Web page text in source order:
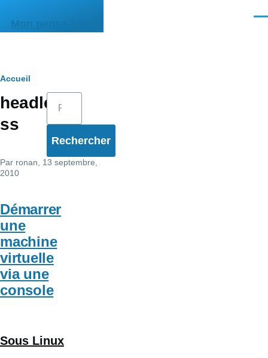
Mon pense-bête
Fil
d'Ariane
Accueil
headle
ss
Par ronan , 13 septembre,
2010
Démarrer
une
machine
virtuelle
via une
console
Sous Linux
Rechercher